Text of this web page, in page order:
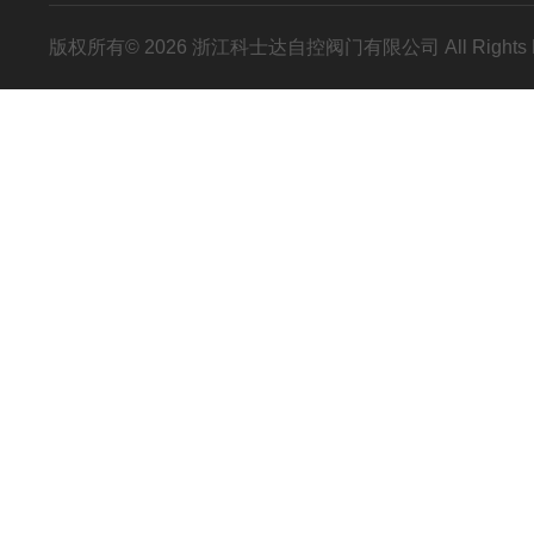
版权所有© 2026 浙江科士达自控阀门有限公司 All